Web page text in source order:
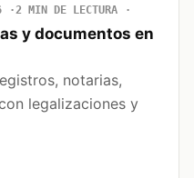
2 MIN DE LECTURA
y documentos en
notarias,
legalizaciones y